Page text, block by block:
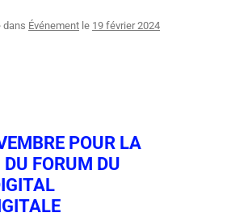
dans Événement le 19 février 2024
POUR LA
FORUM DU